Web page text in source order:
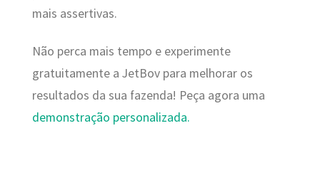
mais assertivas.
Não perca mais tempo e experimente
gratuitamente a JetBov para melhorar os
resultados da sua fazenda! Peça agora uma
demonstração personalizada.